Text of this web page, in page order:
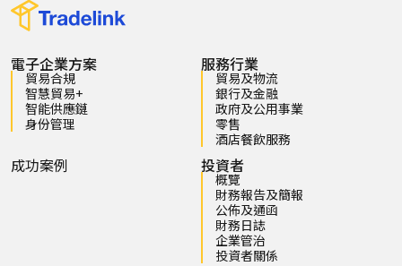
電子企業方案
貿易合規
智慧貿易+
智能供應鏈
身份管理
服務行業
貿易及物流
銀行及金融
政府及公用事業
零售
酒店餐飲服務
成功案例 投資者
概覽
財務報告及簡報
公佈及通函
財務日誌
企業管治
投資者關係